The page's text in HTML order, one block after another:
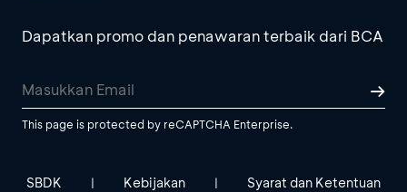
Dapatkan promo dan penawaran terbaik dari BCA
This page is protected by reCAPTCHA Enterprise.
SBDK | Kebijakan | Syarat dan Ketentuan